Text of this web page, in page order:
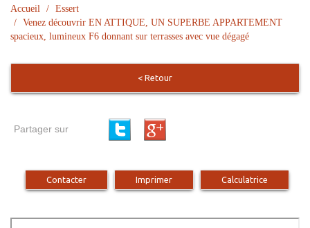
Accueil
Essert
Venez découvrir EN ATTIQUE, UN SUPERBE APPARTEMENT
spacieux, lumineux F6 donnant sur terrasses avec vue dégagé
< Retour
Partager sur
Contacter Imprimer Calculatrice